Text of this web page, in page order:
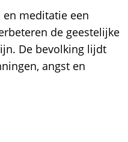
en meditatie een
de geestelijke
De bevolking lijdt
angst en